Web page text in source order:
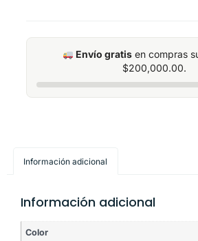
Envío gratis en compras
$200,000.00.
Información adicional
Información adicional
Color